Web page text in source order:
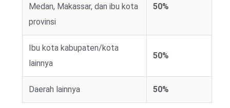
Medan, Makassar, dan ibu kota
provinsi
50%
Ibu kota kabupaten/kota
lainnya
50%
Daerah lainnya 50%